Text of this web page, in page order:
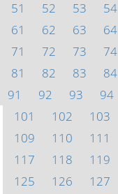
51
52 53 54
61
62 63 64
71
72 73 74
81
82 83 84
91
92 93 94
101
102 103
109
110 111
117
118 119
125
126 127